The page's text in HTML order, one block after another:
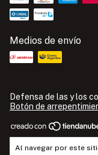
Al navegar por este
Medios de envío
Defensa de las y los
Botón de
Copyright Comprafit -
reservados.